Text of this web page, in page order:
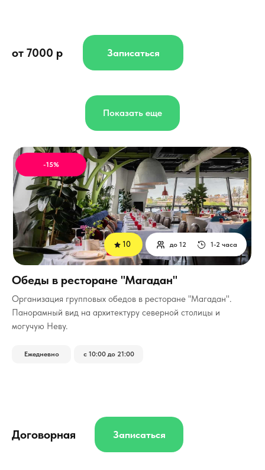
от 7000 р Записаться
Показать еще
Организация групповых обедов в ресторане "Магадан".
Панорамный вид на архитектуру северной столицы и
могучую Неву.
Договорная
1-2 часа
до 12
Ежедневно с 10:00 до 21:00
-15%
Записаться
Обеды в ресторане "Магадан"
10